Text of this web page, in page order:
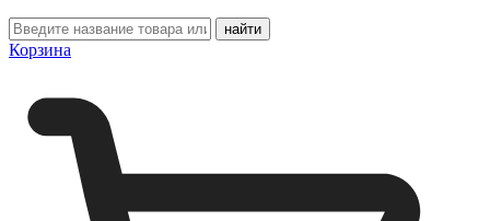
Корзина